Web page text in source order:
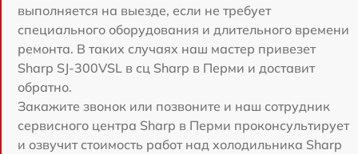
выполняется на выезде, если не требует
специального оборудования и длительного времени
ремонта. В таких случаях наш мастер привезет
Sharp SJ-300VSL в сц Sharp в Перми и доставит
обратно.
Закажите звонок или позвоните и наш сотрудник
сервисного центра Sharp в Перми проконсультирует
и озвучит стоимость работ над холодильника Sharp